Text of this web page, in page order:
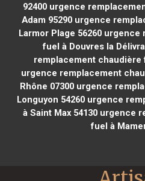
92400urgence
Adam 95290 urgence
Larmor Plage 56260 urgence
fuel à Douvres la
remplacement chaudière
urgence remplacement
Rhône 07300 urgence
Longuyon 54260urgence
à Saint Max 54130 urgence
fuel à